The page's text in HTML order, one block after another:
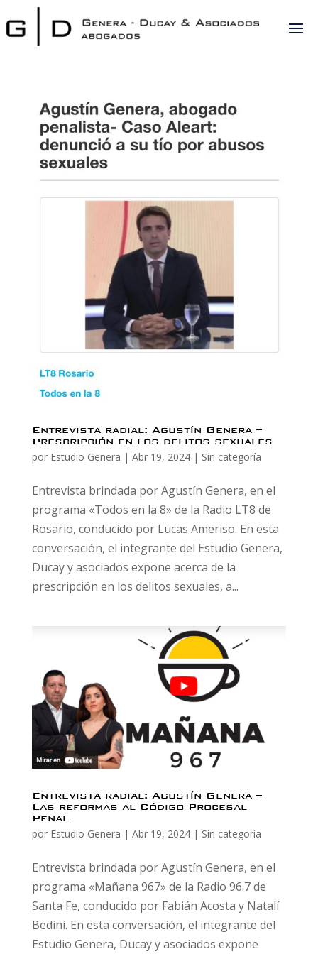
Entrevista radial: Agustín Genera –
Prescripción en los delitos sexuales
por Estudio Genera | Abr 19, 2024| Sin categoría
Entrevista brindada por Agustín Genera, en el
programa «Todos en la 8» de la Radio LT8 de
Rosario, conducido por Lucas Ameriso. En esta
conversación, el integrante del Estudio Genera,
Ducay y asociados expone acerca de la
prescripción en los delitos sexuales, a...
Entrevista radial: Agustín Genera –
Las reformas al Código Procesal
Penal
por Estudio Genera | Abr 19, 2024| Sin categoría
Entrevista brindada por Agustín Genera, en el
programa «Mañana 967» de la Radio 96.7 de
Santa Fe, conducido por Fabián Acosta y Natalí
Bedini. En esta conversación, el integrante del
Estudio Genera, Ducay y asociados expone